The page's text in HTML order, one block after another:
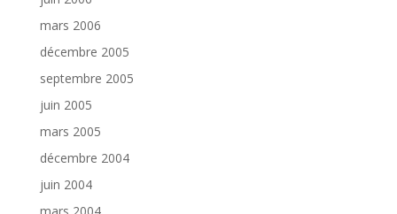
mars 2006
décembre 2005
septembre 2005
juin 2005
mars 2005
décembre 2004
juin 2004